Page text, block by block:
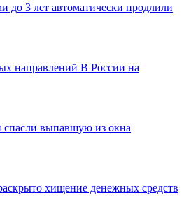
до 3 лет автоматически продлили
направлений В России на
спасли выпавшую из окна
хищение денежных средств